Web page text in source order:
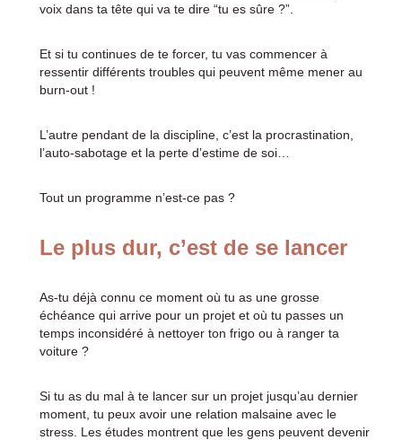
voix dans ta tête qui va te dire “tu es sûre ?”.
Et si tu continues de te forcer, tu vas commencer à
ressentir différents troubles qui peuvent même mener au
burn-out !
L’autre pendant de la discipline, c’est la procrastination,
l’auto-sabotage et la perte d’estime de soi…
Tout un programme n’est-ce pas ?
Le plus dur, c’est de se lancer
As-tu déjà connu ce moment où tu as une grosse
échéance qui arrive pour un projet et où tu passes un
temps inconsidéré à nettoyer ton frigo ou à ranger ta
voiture ?
Si tu as du mal à te lancer sur un projet jusqu’au dernier
moment, tu peux avoir une relation malsaine avec le
stress. Les études montrent que les gens peuvent devenir